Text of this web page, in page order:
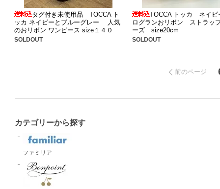
タグ付き未使用品 TOCCA ト
ッカ ネイビーとブルーグレー 人気
のおリボン ワンピース size１４０
SOLDOUT
TOCCA トッカ ネイ
ログランおリボン ストラッ
ーズ size20cm
SOLDOUT
前のページ
カテゴリーから探す
ファミリア